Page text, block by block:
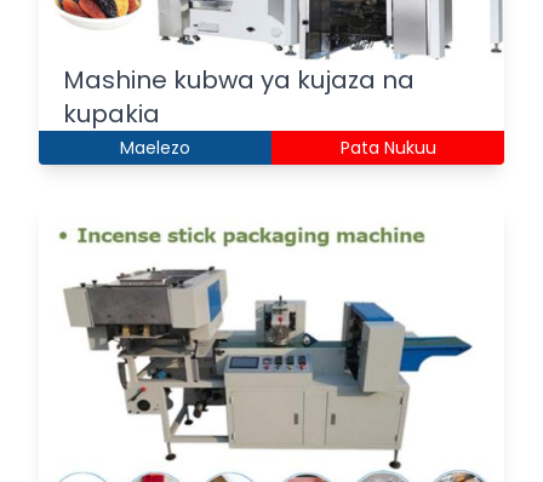
Mashine kubwa ya kujaza na
kupakia
Maelezo Pata Nukuu